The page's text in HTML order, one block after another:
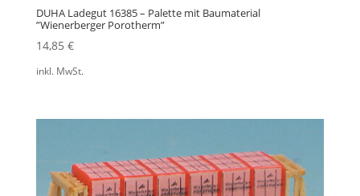
DUHA Ladegut 16385 – Palette mit Baumaterial
”Wienerberger Porotherm”
14,85 €
inkl. MwSt.